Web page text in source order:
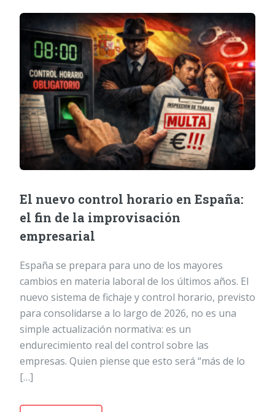
El nuevo control horario en España:
el fin de la improvisación
empresarial
España se prepara para uno de los mayores
cambios en materia laboral de los últimos años. El
nuevo sistema de fichaje y control horario, previsto
para consolidarse a lo largo de 2026, no es una
simple actualización normativa: es un
endurecimiento real del control sobre las
empresas. Quien piense que esto será “más de lo
[…]